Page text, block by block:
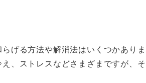
げる方法や解消法はいくつかあり
、ストレスなどさまざまですが、